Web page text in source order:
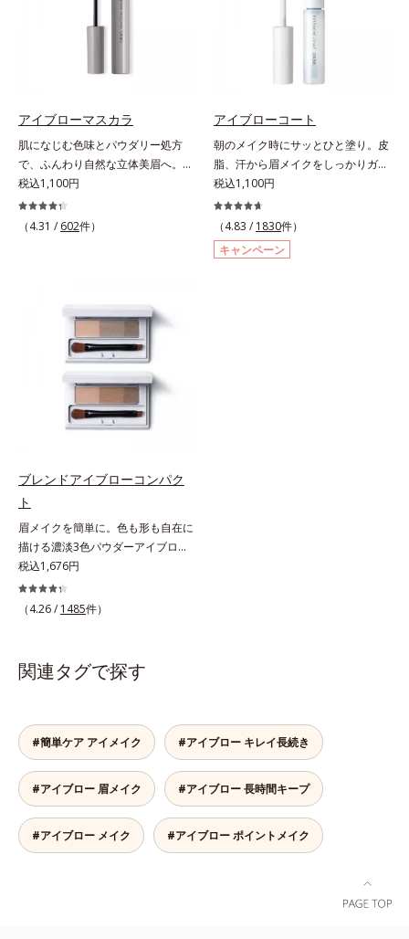
んわり眉に仕上がります。※中身を
取り替えられるリフィルをご用意し
黒髪の人におすすめ。スタイリッシ
ュブラウン：柔らかい印象に導くス
タイリッシュブラウン。茶色味がか
のスクリューブラシで毛流れを整え
た後、中央から眉山に向かって眉毛
の隙間を埋めるように描きます。②
眉山から眉尻へ描き、眉頭を整えま
す。③最後に、スクリューブラシで
全体を軽くぼかします。■ヒゲやも
みあげに使用する場合①付属のスク
リューブラシで毛流れを整えた後、
アイブローマスカラ
肌になじむ色味とパウダリー処方
で、ふんわり自然な立体美眉へ。使
いやすさと仕上がりの美しさを追求
した眉マスカラです。日本人の肌に
自然になじむ、色調と彩度にこだわ
税込1,100円
（4.31 / 602件）
アイブローコート
朝のメイク時にサッとひと塗り。皮
脂、汗から眉メイクをしっかりガー
ド！。メイク時に描いた眉の上から
サッとひと塗りするだけで、描いた
ままの美しい眉を長時間キープしま
す。汗、皮脂、こすれなどから美し
い眉をしっかり守るウォータープル
税込1,100円
（4.83 / 1830件）
キャンペーン
ブレンドアイブローコンパク
ト
眉メイクを簡単に。色も形も自在に
描ける濃淡3色パウダーアイブロ
ー。眉は髪の色に合わせると自然。
濃淡3色セットなら、混ぜ方次第で
自分にぴったりの眉色が作れます。
のもの。眉を立体的に描くだけで、
ぐっとアカ抜けた印象になります。
ウダー」の成せるワザ。軽くブラシ
を引くだけで、眉尻ラインまでキレ
イに描け、仕上がりはどこまでもナ
チュラル。汗、皮脂にも強く、描き
たての美しい眉を1日中持続しま
す。
税込1,676円
（4.26 / 1485件）
関連タグで探す
#簡単ケア アイメイク #アイブロー キレイ長続き
#アイブロー 眉メイク #アイブロー 長時間キープ
#アイブロー メイク #アイブロー ポイントメイク